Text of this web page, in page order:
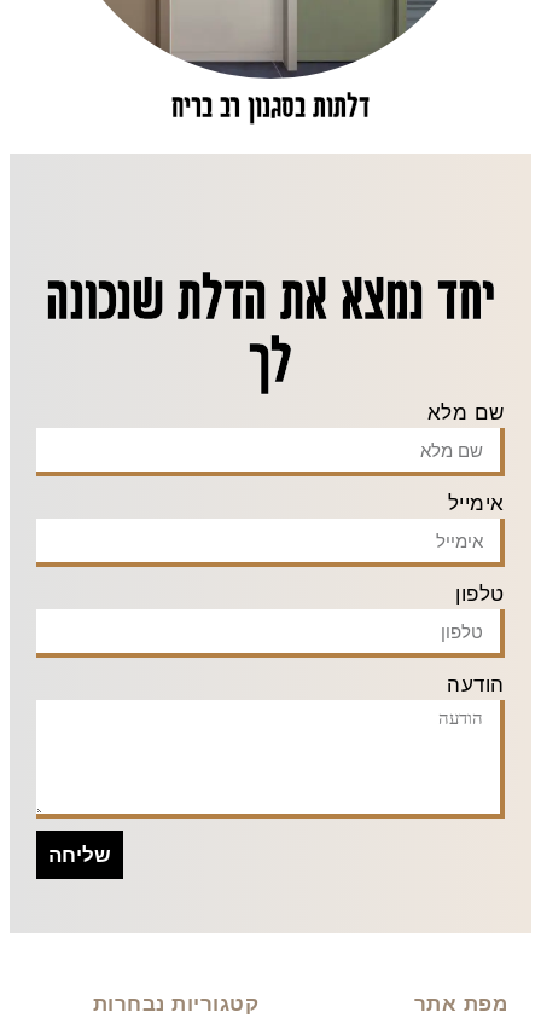
דלתות בסגנון רב בריח
יחד נמצא את הדלת שנכונה
לך
שם מלא
אימייל
טלפון
הודעה
שליחה
מפת אתר קטגוריות נבחרות